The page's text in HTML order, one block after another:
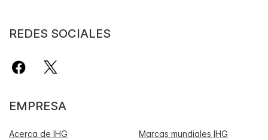
REDES SOCIALES
EMPRESA
Acerca de IHG
Marcas mundiales IHG